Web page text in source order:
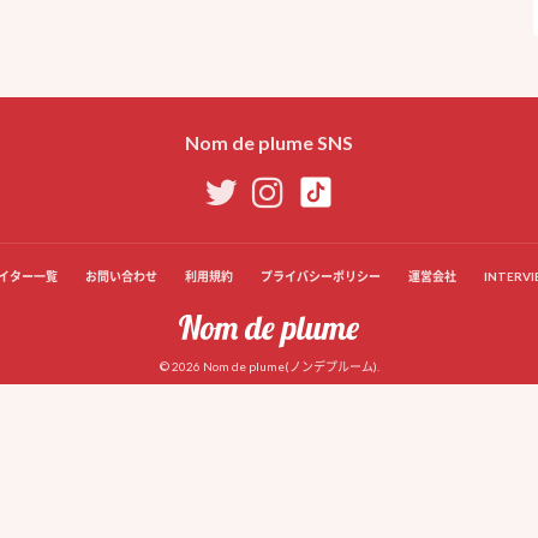
Nom de plume SNS
ター一覧 お問い合わせ 利用規約 プライバシーポリシー 運営会社
© 2026 Nom de plume(ノンデプルーム).